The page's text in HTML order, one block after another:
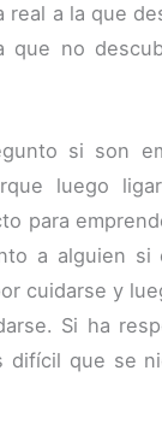
real a la que
que no
si son
luego
para
a alguien si
cuidarse y
Si ha
difícil que se